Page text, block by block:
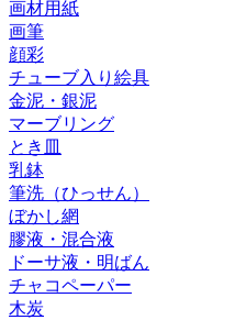
画材用紙
画筆
顔彩
チューブ入り絵具
金泥・銀泥
マーブリング
とき皿
乳鉢
筆洗（ひっせん）
ぼかし網
膠液・混合液
ドーサ液・明ばん
チャコペーパー
木炭